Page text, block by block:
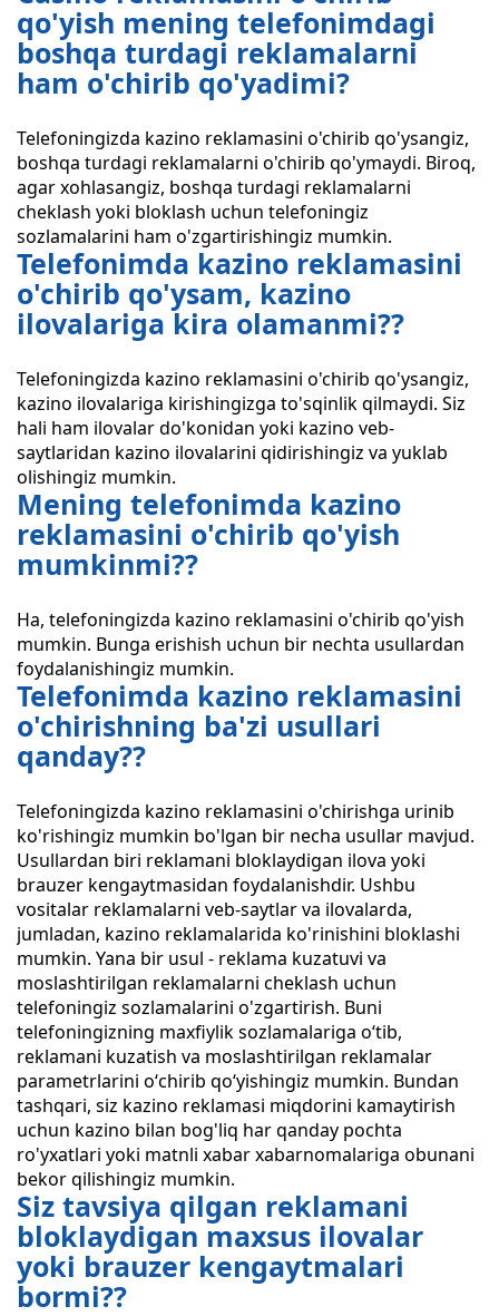
qo'yish mening telefonimdagi
boshqa turdagi reklamalarni
ham o'chirib qo'yadimi?
Telefoningizda kazino reklamasini o'chirib qo'ysangiz,
boshqa turdagi reklamalarni o'chirib qo'ymaydi. Biroq,
agar xohlasangiz, boshqa turdagi reklamalarni
cheklash yoki bloklash uchun telefoningiz
sozlamalarini ham o'zgartirishingiz mumkin.
Telefonimda kazino reklamasini
o'chirib qo'ysam, kazino
ilovalariga kira olamanmi??
Telefoningizda kazino reklamasini o'chirib qo'ysangiz,
kazino ilovalariga kirishingizga to'sqinlik qilmaydi. Siz
hali ham ilovalar do'konidan yoki kazino veb-
saytlaridan kazino ilovalarini qidirishingiz va yuklab
olishingiz mumkin.
Mening telefonimda kazino
reklamasini o'chirib qo'yish
mumkinmi??
Ha, telefoningizda kazino reklamasini o'chirib qo'yish
mumkin. Bunga erishish uchun bir nechta usullardan
foydalanishingiz mumkin.
Telefonimda kazino reklamasini
o'chirishning ba'zi usullari
qanday??
Telefoningizda kazino reklamasini o'chirishga urinib
ko'rishingiz mumkin bo'lgan bir necha usullar mavjud.
Usullardan biri reklamani bloklaydigan ilova yoki
brauzer kengaytmasidan foydalanishdir. Ushbu
vositalar reklamalarni veb-saytlar va ilovalarda,
jumladan, kazino reklamalarida ko'rinishini bloklashi
mumkin. Yana bir usul - reklama kuzatuvi va
moslashtirilgan reklamalarni cheklash uchun
telefoningiz sozlamalarini o'zgartirish. Buni
telefoningizning maxfiylik sozlamalariga oʻtib,
reklamani kuzatish va moslashtirilgan reklamalar
parametrlarini oʻchirib qoʻyishingiz mumkin. Bundan
tashqari, siz kazino reklamasi miqdorini kamaytirish
uchun kazino bilan bog'liq har qanday pochta
ro'yxatlari yoki matnli xabar xabarnomalariga obunani
bekor qilishingiz mumkin.
Siz tavsiya qilgan reklamani
bloklaydigan maxsus ilovalar
yoki brauzer kengaytmalari
bormi??